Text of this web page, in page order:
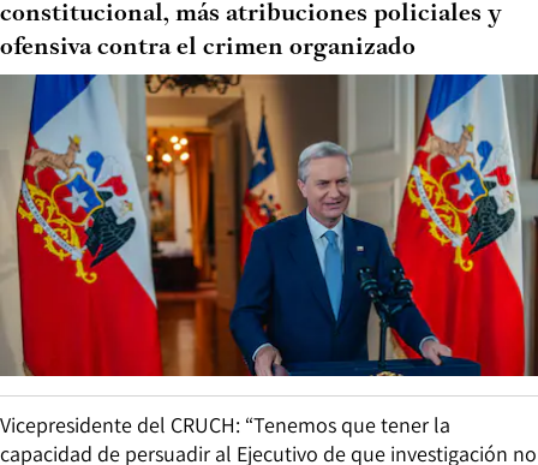
constitucional, más atribuciones policiales y
ofensiva contra el crimen organizado
Vicepresidente del CRUCH: “Tenemos que tener la
capacidad de persuadir al Ejecutivo de que investigación no